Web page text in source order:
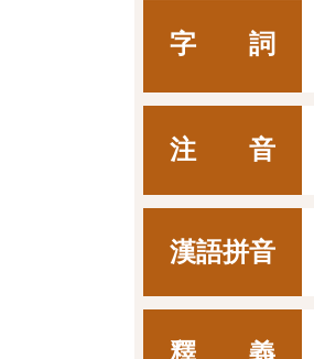
字 詞
注 音
漢語拼音